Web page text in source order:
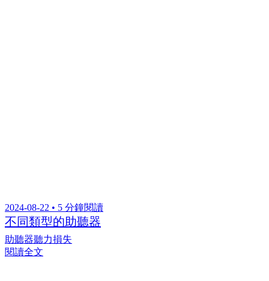
2024-08-22 • 5 分鐘閱讀
不同類型的助聽器
助聽器聽力損失
閱讀全文